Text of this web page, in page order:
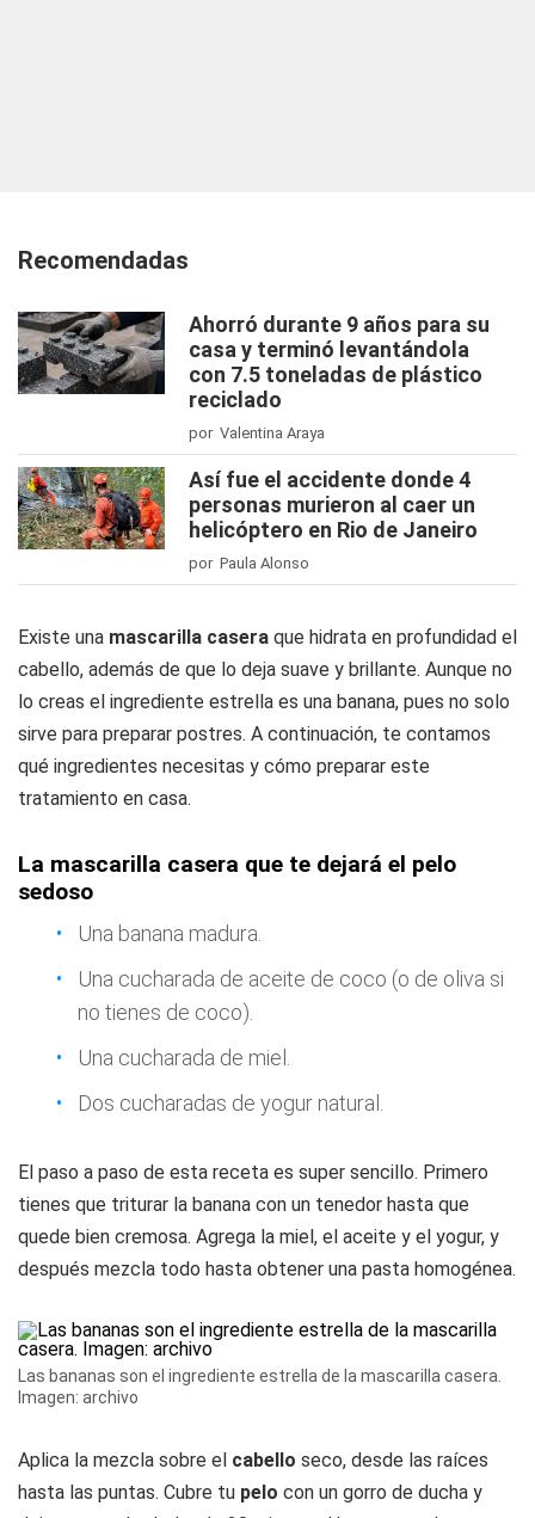
Recomendadas
Ahorró durante 9 años para su
casa y terminó levantándola
con 7.5 toneladas de plástico
reciclado
por Valentina Araya
Así fue el accidente donde 4
personas murieron al caer un
helicóptero en Rio de Janeiro
por Paula Alonso
Existe una mascarilla casera que hidrata en profundidad el
cabello, además de que lo deja suave y brillante. Aunque no
lo creas el ingrediente estrella es una banana, pues no solo
sirve para preparar postres. A continuación, te contamos
qué ingredientes necesitas y cómo preparar este
tratamiento en casa.
La mascarilla casera que te dejará el pelo
sedoso
Una banana madura.
Una cucharada de aceite de coco (o de oliva si
no tienes de coco).
Una cucharada de miel.
Dos cucharadas de yogur natural.
El paso a paso de esta receta es super sencillo. Primero
tienes que triturar la banana con un tenedor hasta que
quede bien cremosa. Agrega la miel, el aceite y el yogur, y
después mezcla todo hasta obtener una pasta homogénea.
Las bananas son el ingrediente estrella de la mascarilla casera.
Imagen: archivo
Aplica la mezcla sobre el cabello seco, desde las raíces
hasta las puntas. Cubre tu pelo con un gorro de ducha y